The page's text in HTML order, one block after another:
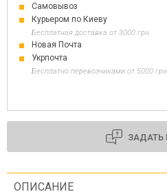
Самовывоз
Курьером по Киеву
Бесплатная доставка от 3000 грн
Новая Почта
Укрпочта
Бесплатно перевозчиками от 5000 грн
ЗАДАТЬ
ОПИСАНИЕ